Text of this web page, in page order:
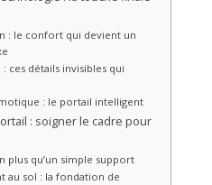
: le confort qui devient un
ces détails invisibles qui
: le portail intelligent
: soigner le cadre pour
plus qu’un simple support
au sol : la fondation de